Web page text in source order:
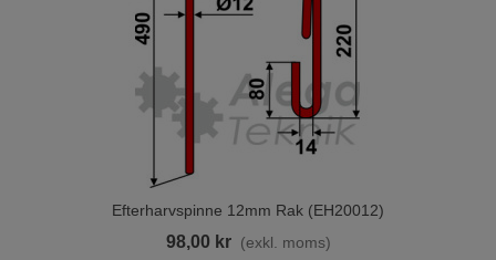
Efterharvspinne 12mm Rak (EH20012)
98,00 kr (exkl. moms)